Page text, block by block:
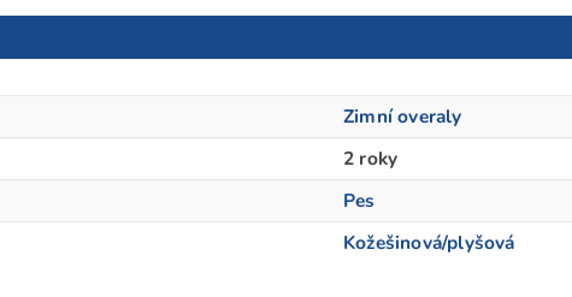
Zimní overaly
2 roky
Pes
Kožešinová/plyšová